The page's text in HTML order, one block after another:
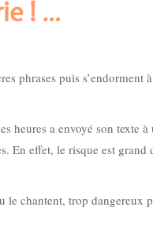
! …
phrases puis s’endorment
heures a envoyé son texte
En effet, le risque est grand
le chantent, trop dangereux